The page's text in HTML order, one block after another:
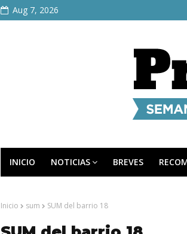
Aug 7, 2026
INICIO NOTICIAS BREVES
Inicio sum SUM del barrio 18